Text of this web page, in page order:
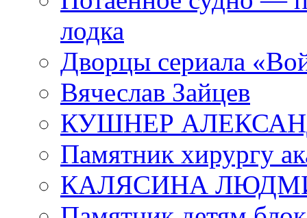
лодка
Дворцы сериала
Вячеслав Зайцев
КУШНЕР
Памятник хирургу
КАЛЯСИНА